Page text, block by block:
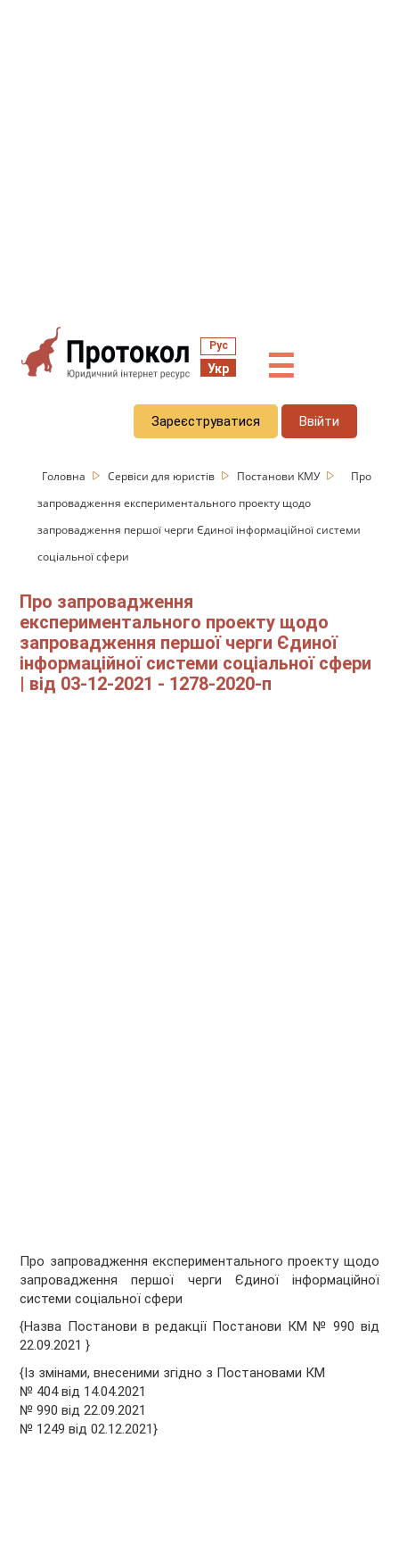
Рус
Укр ☰
Зареєструватися Ввійти
Головна Сервіси для юристів Постанови КМУ
Про
запровадження експериментального проекту щодо
запровадження першої черги Єдиної інформаційної системи
соціальної сфери
Про запровадження
експериментального проекту щодо
запровадження першої черги Єдиної
інформаційної системи соціальної сфери
| від 03-12-2021 - 1278-2020-п
Про запровадження експериментального проекту щодо
запровадження першої черги Єдиної інформаційної
системи соціальної сфери
{Назва Постанови в редакції Постанови КМ № 990 від
22.09.2021 }
{Із змінами, внесеними згідно з Постановами КМ
№ 404 від 14.04.2021
№ 990 від 22.09.2021
№ 1249 від 02.12.2021}